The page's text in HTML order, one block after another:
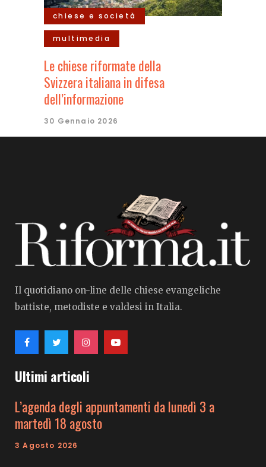
chiese e società
multimedia
Le chiese riformate della
Svizzera italiana in difesa
dell’informazione
30 Gennaio 2026
Il quotidiano on-line delle chiese evangeliche
battiste, metodiste e valdesi in Italia.
Ultimi articoli
L’agenda degli appuntamenti da lunedì 3 a
martedì 18 agosto
3 Agosto 2026